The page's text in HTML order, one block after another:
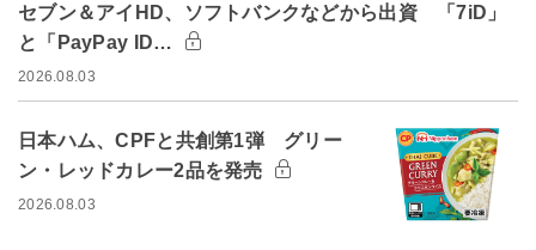
セブン＆アイHD、ソフトバンクなどから出資 「7iD」
と「PayPay ID…
2026.08.03
日本ハム、CPFと共創第1弾 グリー
ン・レッドカレー2品を発売
2026.08.03